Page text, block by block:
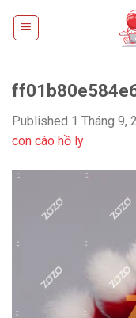
Published 1 Tháng 9,
con cáo hồ ly